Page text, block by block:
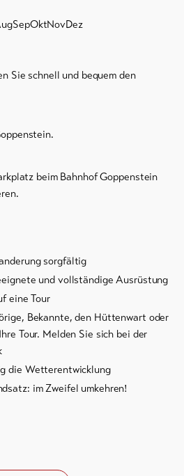
SepOktNovDez
Sie schnell und bequem den
beim Bahnhof Goppenstein
sorgfältig
und vollständige Ausrüstung
eine Tour
Bekannte, den Hüttenwart oder
Tour. Melden Sie sich bei der
die Wetterentwicklung
im Zweifel umkehren!